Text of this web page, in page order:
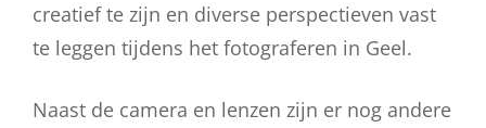
creatief te zijn en diverse perspectieven vast
te leggen tijdens het fotograferen in Geel.
Naast de camera en lenzen zijn er nog andere